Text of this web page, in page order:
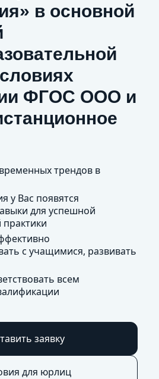
в основной
ФГОС ООО и
трендов в
у Вас появятся
для успешной
практики
с учащимися, развивать
всем
заявку
для юрлиц